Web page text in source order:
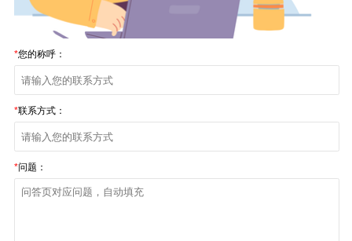
*您的称呼：
*联系方式：
*问题：